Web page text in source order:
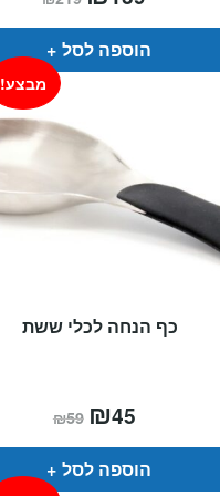
המקורי
היה:
₪219.
הוא:
הוספה לסל
כף הנחה לכלי ששת
מבצע!
₪59 המחיר
המקורי
היה:
₪59.
₪45
הוא:
הוספה לסל